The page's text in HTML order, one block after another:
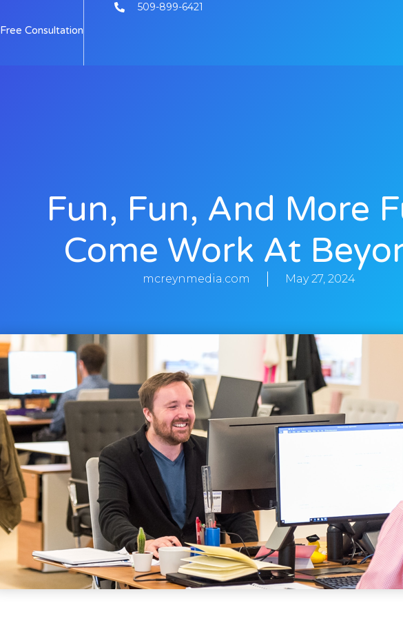
Free Consultation
509-899-6421
Fun, Fun, And More
Come Work At
mcreynmedia.com May 27, 2024